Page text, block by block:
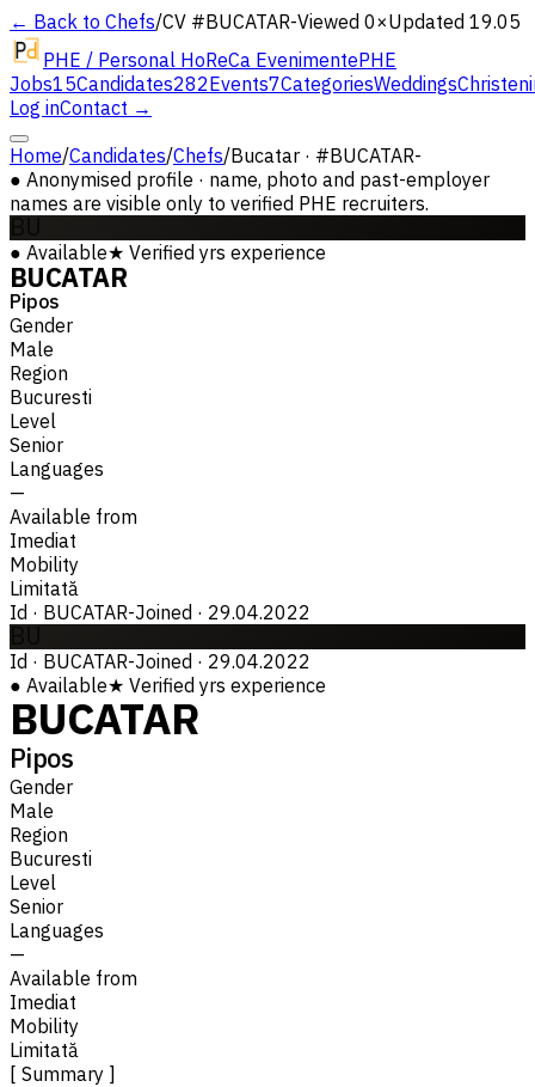
← Back to Chefs/CV #BUCATAR-Viewed 0×Updated 19.05
PHE / Personal HoReCa EvenimentePHE
Jobs15Candidates282Events7CategoriesWeddings
Log inContact →
Home/Candidates/Chefs/Bucatar · #BUCATAR-
● Anonymised profile · name, photo and past-employer
names are visible only to verified PHE recruiters.
● Available★ Verified yrs experience
BUCATAR
Pipos
Gender
Male
Region
Bucuresti
Level
Senior
Languages
—
Available from
Imediat
Mobility
Limitată
Id · BUCATAR-Joined · 29.04.2022
Id · BUCATAR-Joined · 29.04.2022
● Available★ Verified yrs experience
BUCATAR
Pipos
Gender
Male
Region
Bucuresti
Level
Senior
Languages
—
Available from
Imediat
Mobility
Limitată
[ Summary ]